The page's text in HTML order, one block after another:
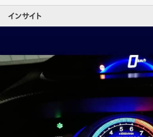
インサイト